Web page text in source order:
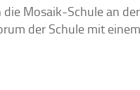
Mosaik-Schule an
der Schule mit